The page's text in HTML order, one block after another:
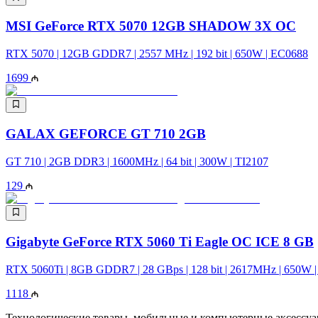
MSI GeForce RTX 5070 12GB SHADOW 3X OC
RTX 5070 | 12GB GDDR7 | 2557 MHz | 192 bit | 650W | EC0688
1699
GALAX GEFORCE GT 710 2GB
GT 710 | 2GB DDR3 | 1600MHz | 64 bit | 300W | TI2107
129
Gigabyte GeForce RTX 5060 Ti Eagle OC ICE 8 GB
RTX 5060Ti | 8GB GDDR7 | 28 GBps | 128 bit | 2617MHz | 650W
1118